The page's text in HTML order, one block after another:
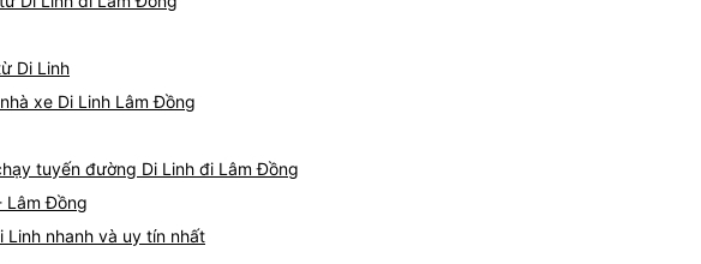
Di Linh
xe Di Linh Lâm Đồng
tuyến đường Di Linh đi Lâm Đồng
Lâm Đồng
nhanh và uy tín nhất